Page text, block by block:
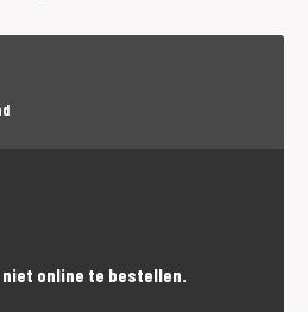
online te bestellen.